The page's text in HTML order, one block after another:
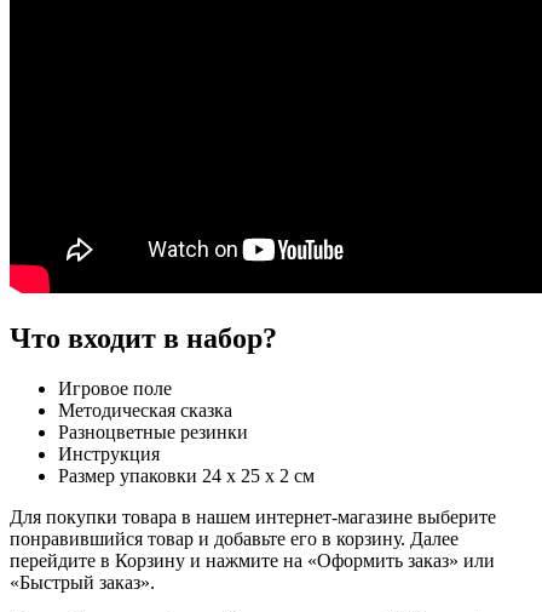
Что входит в набор?
Игровое поле
Методическая сказка
Разноцветные резинки
Инструкция
Размер упаковки 24 х 25 х 2 см
Для покупки товара в нашем интернет-магазине выберите
понравившийся товар и добавьте его в корзину. Далее
перейдите в Корзину и нажмите на «Оформить заказ» или
«Быстрый заказ».